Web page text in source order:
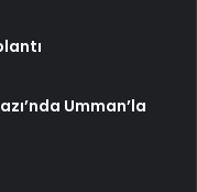
Umman’la